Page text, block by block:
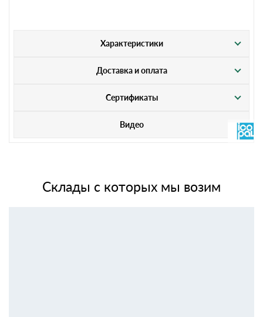
Характеристики
Доставка и оплата
Сертификаты
Видео
Склады с которых мы возим